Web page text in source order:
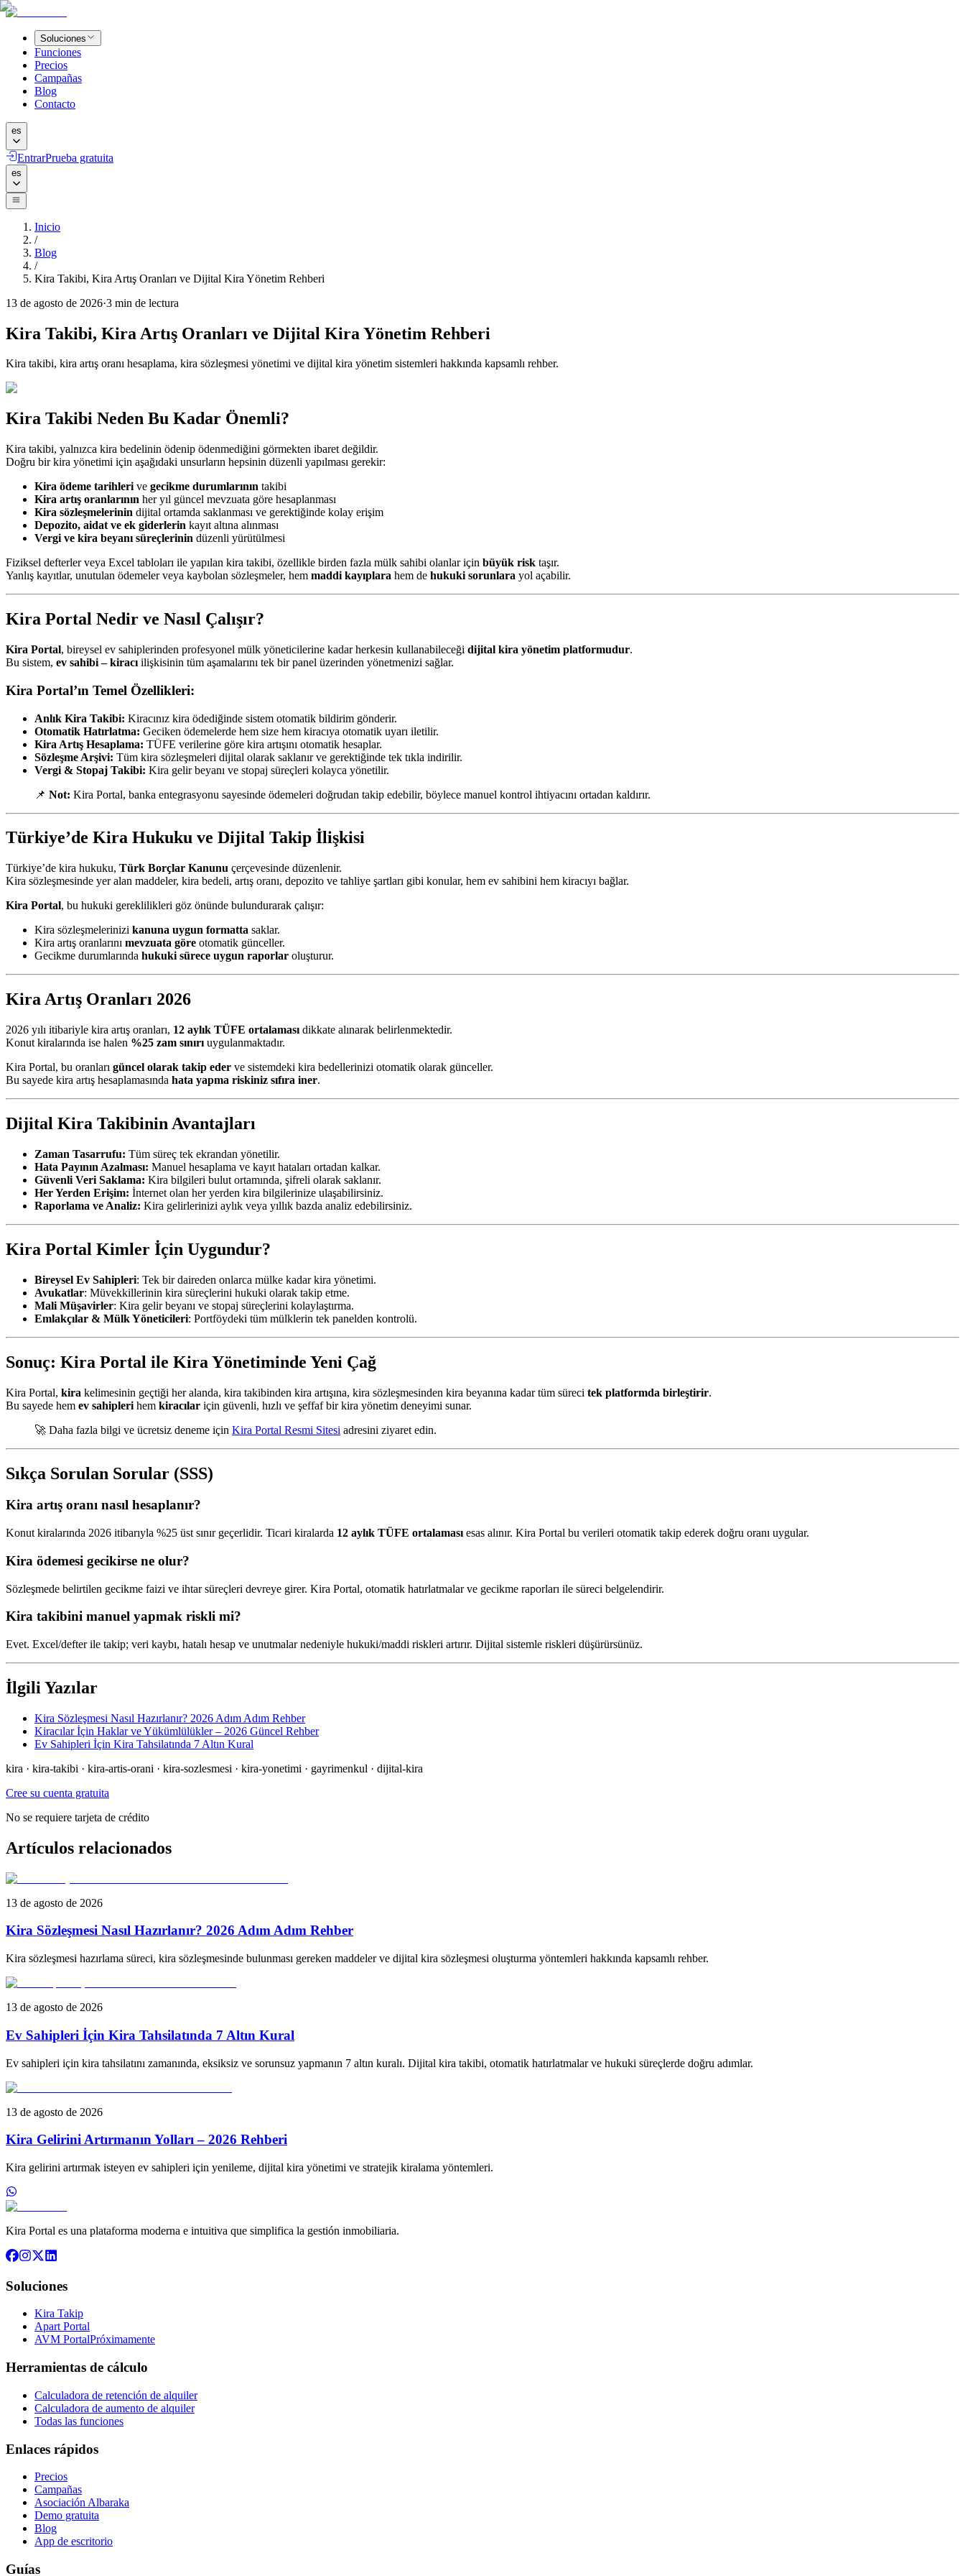
Soluciones
Funciones
Precios
Campañas
Blog
Contacto
es
EntrarPrueba gratuita
es
Inicio
/
Blog
/
Kira Takibi, Kira Artış Oranları ve Dijital Kira Yönetim Rehberi
13 de agosto de 2026·3 min de lectura
Kira Takibi, Kira Artış Oranları ve Dijital Kira Yönetim Rehberi
Kira takibi, kira artış oranı hesaplama, kira sözleşmesi yönetimi ve dijital kira yönetim sistemleri hakkında kapsamlı rehber.
Kira Takibi Neden Bu Kadar Önemli?
Kira takibi, yalnızca kira bedelinin ödenip ödenmediğini görmekten ibaret değildir.
Doğru bir kira yönetimi için aşağıdaki unsurların hepsinin düzenli yapılması gerekir:
Kira ödeme tarihleri ve gecikme durumlarının takibi
Kira artış oranlarının her yıl güncel mevzuata göre hesaplanması
Kira sözleşmelerinin dijital ortamda saklanması ve gerektiğinde kolay erişim
Depozito, aidat ve ek giderlerin kayıt altına alınması
Vergi ve kira beyanı süreçlerinin düzenli yürütülmesi
Fiziksel defterler veya Excel tabloları ile yapılan kira takibi, özellikle birden fazla mülk sahibi olanlar için büyük risk taşır.
Yanlış kayıtlar, unutulan ödemeler veya kaybolan sözleşmeler, hem maddi kayıplara hem de hukuki sorunlara yol açabilir.
Kira Portal Nedir ve Nasıl Çalışır?
Kira Portal, bireysel ev sahiplerinden profesyonel mülk yöneticilerine kadar herkesin kullanabileceği dijital kira yönetim platformudur.
Bu sistem, ev sahibi – kiracı ilişkisinin tüm aşamalarını tek bir panel üzerinden yönetmenizi sağlar.
Kira Portal’ın Temel Özellikleri:
Anlık Kira Takibi: Kiracınız kira ödediğinde sistem otomatik bildirim gönderir.
Otomatik Hatırlatma: Geciken ödemelerde hem size hem kiracıya otomatik uyarı iletilir.
Kira Artış Hesaplama: TÜFE verilerine göre kira artışını otomatik hesaplar.
Sözleşme Arşivi: Tüm kira sözleşmeleri dijital olarak saklanır ve gerektiğinde tek tıkla indirilir.
Vergi & Stopaj Takibi: Kira gelir beyanı ve stopaj süreçleri kolayca yönetilir.
📌 Not: Kira Portal, banka entegrasyonu sayesinde ödemeleri doğrudan takip edebilir, böylece manuel kontrol ihtiyacını ortadan kaldırır.
Türkiye’de Kira Hukuku ve Dijital Takip İlişkisi
Türkiye’de kira hukuku, Türk Borçlar Kanunu çerçevesinde düzenlenir.
Kira sözleşmesinde yer alan maddeler, kira bedeli, artış oranı, depozito ve tahliye şartları gibi konular, hem ev sahibini hem kiracıyı bağlar.
Kira Portal, bu hukuki gereklilikleri göz önünde bulundurarak çalışır:
Kira sözleşmelerinizi kanuna uygun formatta saklar.
Kira artış oranlarını mevzuata göre otomatik günceller.
Gecikme durumlarında hukuki sürece uygun raporlar oluşturur.
Kira Artış Oranları 2026
2026 yılı itibariyle kira artış oranları, 12 aylık TÜFE ortalaması dikkate alınarak belirlenmektedir.
Konut kiralarında ise halen %25 zam sınırı uygulanmaktadır.
Kira Portal, bu oranları güncel olarak takip eder ve sistemdeki kira bedellerinizi otomatik olarak günceller.
Bu sayede kira artış hesaplamasında hata yapma riskiniz sıfıra iner.
Dijital Kira Takibinin Avantajları
Zaman Tasarrufu: Tüm süreç tek ekrandan yönetilir.
Hata Payının Azalması: Manuel hesaplama ve kayıt hataları ortadan kalkar.
Güvenli Veri Saklama: Kira bilgileri bulut ortamında, şifreli olarak saklanır.
Her Yerden Erişim: İnternet olan her yerden kira bilgilerinize ulaşabilirsiniz.
Raporlama ve Analiz: Kira gelirlerinizi aylık veya yıllık bazda analiz edebilirsiniz.
Kira Portal Kimler İçin Uygundur?
Bireysel Ev Sahipleri: Tek bir daireden onlarca mülke kadar kira yönetimi.
Avukatlar: Müvekkillerinin kira süreçlerini hukuki olarak takip etme.
Mali Müşavirler: Kira gelir beyanı ve stopaj süreçlerini kolaylaştırma.
Emlakçılar & Mülk Yöneticileri: Portföydeki tüm mülklerin tek panelden kontrolü.
Sonuç: Kira Portal ile Kira Yönetiminde Yeni Çağ
Kira Portal, kira kelimesinin geçtiği her alanda, kira takibinden kira artışına, kira sözleşmesinden kira beyanına kadar tüm süreci tek platformda birleştirir.
Bu sayede hem ev sahipleri hem kiracılar için güvenli, hızlı ve şeffaf bir kira yönetim deneyimi sunar.
🚀 Daha fazla bilgi ve ücretsiz deneme için Kira Portal Resmi Sitesi adresini ziyaret edin.
Sıkça Sorulan Sorular (SSS)
Kira artış oranı nasıl hesaplanır?
Konut kiralarında 2026 itibarıyla %25 üst sınır geçerlidir. Ticari kiralarda 12 aylık TÜFE ortalaması esas alınır. Kira Portal bu verileri otomatik takip ederek doğru oranı uygular.
Kira ödemesi gecikirse ne olur?
Sözleşmede belirtilen gecikme faizi ve ihtar süreçleri devreye girer. Kira Portal, otomatik hatırlatmalar ve gecikme raporları ile süreci belgelendirir.
Kira takibini manuel yapmak riskli mi?
Evet. Excel/defter ile takip; veri kaybı, hatalı hesap ve unutmalar nedeniyle hukuki/maddi riskleri artırır. Dijital sistemle riskleri düşürürsünüz.
İlgili Yazılar
Kira Sözleşmesi Nasıl Hazırlanır? 2026 Adım Adım Rehber
Kiracılar İçin Haklar ve Yükümlülükler – 2026 Güncel Rehber
Ev Sahipleri İçin Kira Tahsilatında 7 Altın Kural
kira · kira-takibi · kira-artis-orani · kira-sozlesmesi · kira-yonetimi · gayrimenkul · dijital-kira
Cree su cuenta gratuita
No se requiere tarjeta de crédito
Artículos relacionados
13 de agosto de 2026
Kira Sözleşmesi Nasıl Hazırlanır? 2026 Adım Adım Rehber
Kira sözleşmesi hazırlama süreci, kira sözleşmesinde bulunması gereken maddeler ve dijital kira sözleşmesi oluşturma yöntemleri hakkında kapsamlı rehber.
13 de agosto de 2026
Ev Sahipleri İçin Kira Tahsilatında 7 Altın Kural
Ev sahipleri için kira tahsilatını zamanında, eksiksiz ve sorunsuz yapmanın 7 altın kuralı. Dijital kira takibi, otomatik hatırlatmalar ve hukuki süreçlerde doğru adımlar.
13 de agosto de 2026
Kira Gelirini Artırmanın Yolları – 2026 Rehberi
Kira gelirini artırmak isteyen ev sahipleri için yenileme, dijital kira yönetimi ve stratejik kiralama yöntemleri.
Kira Portal es una plataforma moderna e intuitiva que simplifica la gestión inmobiliaria.
Soluciones
Kira Takip
Apart Portal
AVM PortalPróximamente
Herramientas de cálculo
Calculadora de retención de alquiler
Calculadora de aumento de alquiler
Todas las funciones
Enlaces rápidos
Precios
Campañas
Asociación Albaraka
Demo gratuita
Blog
App de escritorio
Guías